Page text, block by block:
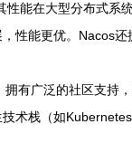
能在大型分布式系
性能更优。Nacos还
有广泛的社区支持
术栈（如